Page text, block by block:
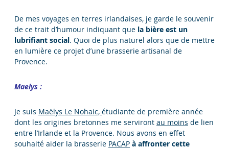
De mes voyages en terres irlandaises, je garde le souvenir
de ce trait d’humour indiquant que la bière est un
lubrifiant social. Quoi de plus naturel alors que de mettre
en lumière ce projet d’une brasserie artisanal de
Provence.
Maelys :
Je suis Maëlys Le Nohaic, étudiante de première année
dont les origines bretonnes me serviront au moins de lien
entre l’Irlande et la Provence. Nous avons en effet
souhaité aider la brasserie PACAP à affronter cette